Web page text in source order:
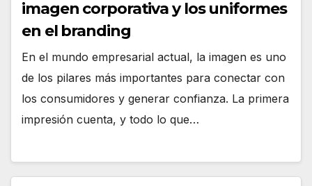
imagen corporativa y los uniformes
en el branding
En el mundo empresarial actual, la imagen es uno
de los pilares más importantes para conectar con
los consumidores y generar confianza. La primera
impresión cuenta, y todo lo que…